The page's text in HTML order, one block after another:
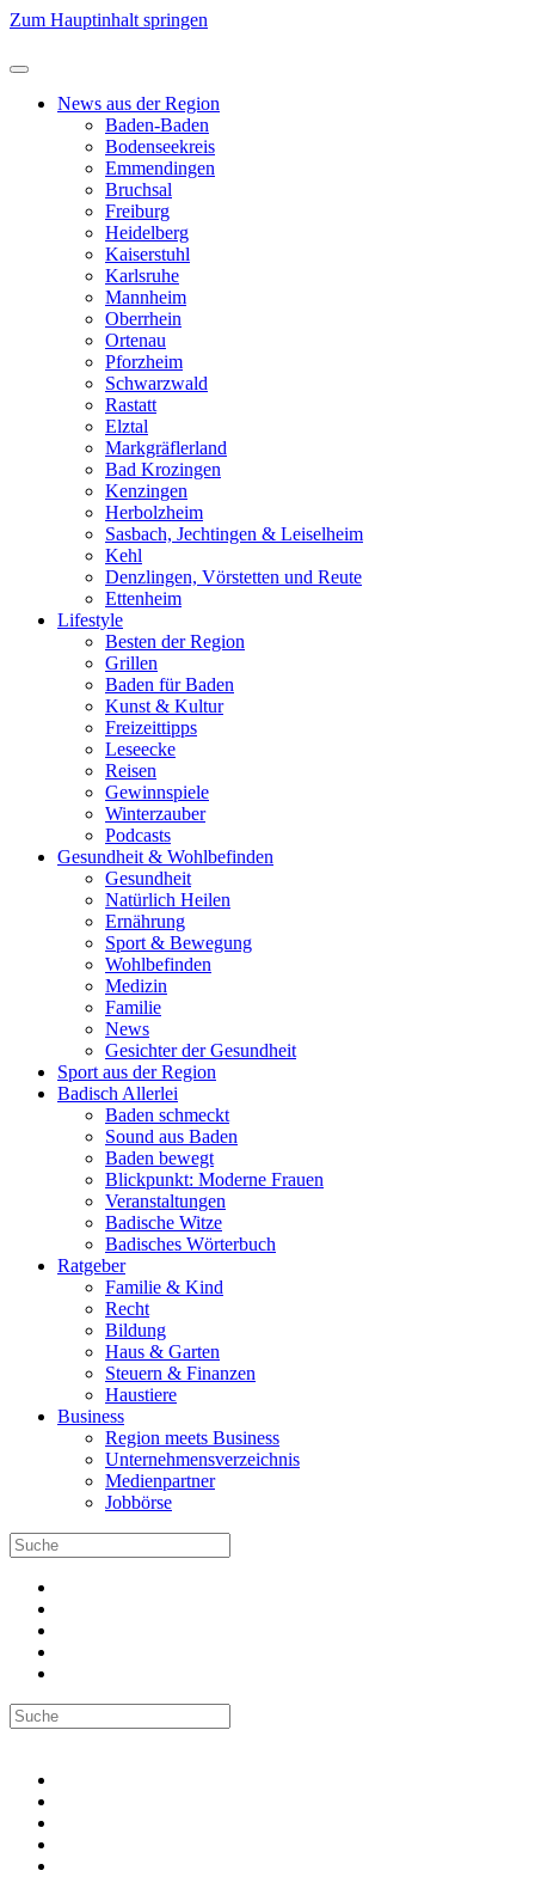
Zum Hauptinhalt springen
News aus der Region
Baden-Baden
Bodenseekreis
Emmendingen
Bruchsal
Freiburg
Heidelberg
Kaiserstuhl
Karlsruhe
Mannheim
Oberrhein
Ortenau
Pforzheim
Schwarzwald
Rastatt
Elztal
Markgräflerland
Bad Krozingen
Kenzingen
Herbolzheim
Sasbach, Jechtingen & Leiselheim
Kehl
Denzlingen, Vörstetten und Reute
Ettenheim
Lifestyle
Besten der Region
Grillen
Baden für Baden
Kunst & Kultur
Freizeittipps
Leseecke
Reisen
Gewinnspiele
Winterzauber
Podcasts
Gesundheit & Wohlbefinden
Gesundheit
Natürlich Heilen
Ernährung
Sport & Bewegung
Wohlbefinden
Medizin
Familie
News
Gesichter der Gesundheit
Sport aus der Region
Badisch Allerlei
Baden schmeckt
Sound aus Baden
Baden bewegt
Blickpunkt: Moderne Frauen
Veranstaltungen
Badische Witze
Badisches Wörterbuch
Ratgeber
Familie & Kind
Recht
Bildung
Haus & Garten
Steuern & Finanzen
Haustiere
Business
Region meets Business
Unternehmensverzeichnis
Medienpartner
Jobbörse